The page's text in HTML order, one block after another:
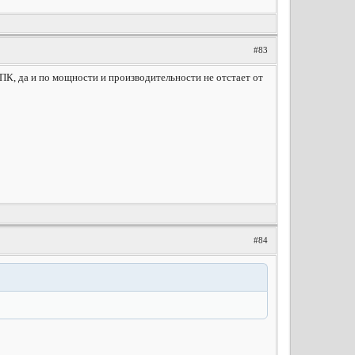
#83
да и по мощности и производительности не отстает от
#84